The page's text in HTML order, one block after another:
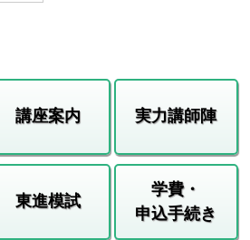
講座案内 実力講師陣
東進模試
学費・
申込手続き